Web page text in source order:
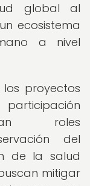
global al
ecosistema
a nivel
proyectos
roles
del
de la salud
mitigar